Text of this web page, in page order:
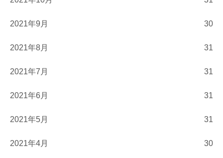
2021年9月 30
2021年8月 31
2021年7月 31
2021年6月 31
2021年5月 31
2021年4月 30